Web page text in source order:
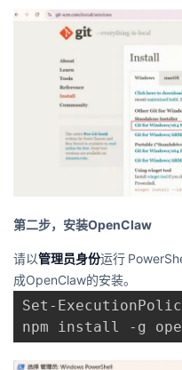
第二步，安装OpenClaw
请以管理员身份运行
成OpenClaw的安装。
npm install -g